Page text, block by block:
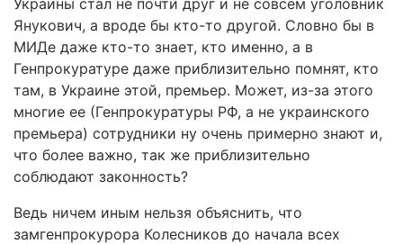
Украины стал не почти друг и не совсем уголовник
Янукович, а вроде бы кто-то другой. Словно бы в
МИДе даже кто-то знает, кто именно, а в
Генпрокуратуре даже приблизительно помнят, кто
там, в Украине этой, премьер. Может, из-за этого
многие ее (Генпрокуратуры РФ, а не украинского
премьера) сотрудники ну очень примерно знают и,
что более важно, так же приблизительно
соблюдают законность?
Ведь ничем иным нельзя объяснить, что
замгенпрокурора Колесников до начала всех